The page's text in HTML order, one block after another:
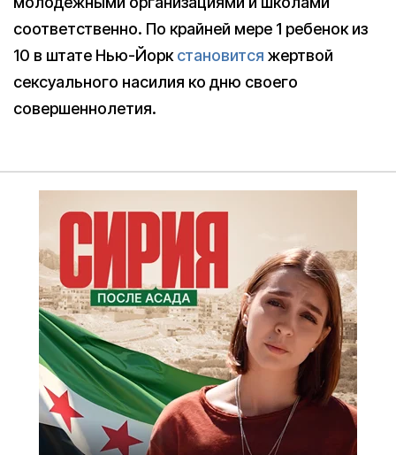
соответственно. По крайней мере 1 ребенок из
10 в штате Нью-Йоркстановится жертвой
сексуального насилия ко дню своего
совершеннолетия.